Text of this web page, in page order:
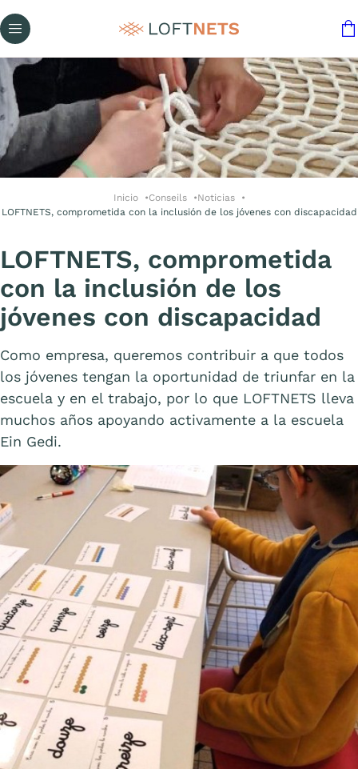
Inicio Conseils
Noticias
LOFTNETS, comprometida con la inclusión de los jóvenes con discapacidad
LOFTNETS, comprometida
con la inclusión de los
jóvenes con discapacidad
Como empresa, queremos contribuir a que todos
los jóvenes tengan la oportunidad de triunfar en la
escuela y en el trabajo, por lo que LOFTNETS lleva
muchos años apoyando activamente a la escuela
Ein Gedi.